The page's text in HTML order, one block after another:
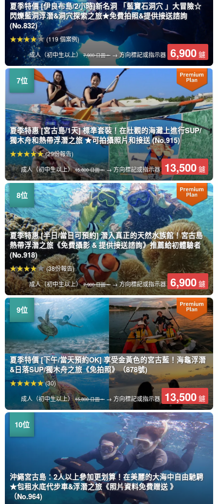
夏季特價 [伊良布島/2小時]新名洞 「藍寶石洞穴 」大冒險☆
閃爍藍洞浮潛&洞穴探索之旅★免費拍照&提供接送諮詢
(No.832)
成人（初中生以上）7,900 日圓。 → 方向標記或指示器 6,900 鑢
(119 個案例)
夏季特惠 [宮古島/1天] 標準套裝！在壯觀的海灘上進行SUP/
獨木舟和熱帶浮潛之旅 ★可拍攝照片和接送 (No.915)
成人（初中生以上）15,800 日圓。→ 方向標記或指示器 13,500 鑢
(29份報告)
夏季特惠 [半日/當日可預約] 潛入真正的天然水族館！宮古島
熱帶浮潛之旅《免費攝影 & 提供接送諮詢》推薦給初體驗者
(No.918)
成人（初中生以上）7,900 日圓。→ 方向標記或指示器 6,900 鑢
(38份報告)
夏季特價 [下午/當天預約OK] 享受金黃色的宮古藍！海龜浮潛
&日落SUP/獨木舟之旅《免拍照》（878號)
成人（初中生以上）15,800 日圓。 → 方向標記或指示器 13,500 鑢
(30)
沖繩宮古島：2人以上參加更划算！在美麗的大海中自由馳騁
★包租水底代步車&浮潛之旅《照片資料免費贈送 》
（No.964)